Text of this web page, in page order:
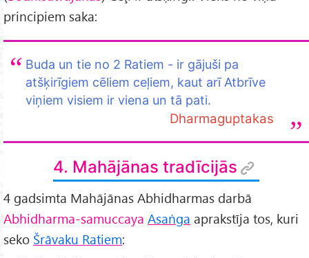
principiem saka:
Buda un tie no 2 Ratiem - ir gājuši pa
atšķirīgiem cēliem ceļiem, kaut arī Atbrīve
viņiem visiem ir viena un tā pati.
Dharmaguptakas
4. Mahājānas tradīcijās
4 gadsimta Mahājānas Abhidharmas darbā
Abhidharma-samuccaya Asaṅga aprakstīja tos, kuri
seko Šrāvaku Ratiem: